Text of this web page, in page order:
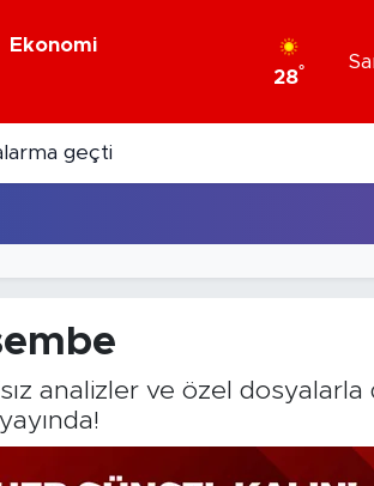
Ekonomi
28°
geçti
analizler ve özel dosyalarla